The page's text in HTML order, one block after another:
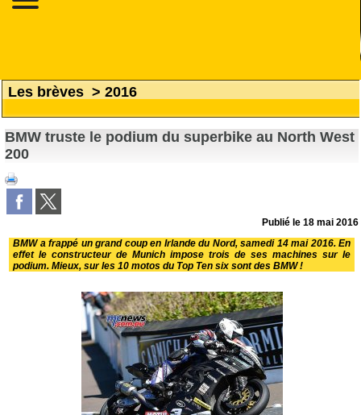
Les brèves > 2016
BMW truste le podium du superbike au North West
200
Publié le18 mai 2016
BMW a frappé un grand coup en Irlande du Nord, samedi 14 mai 2016. En
effet le constructeur de Munich impose trois de ses machines sur le
podium. Mieux, sur les 10 motos du Top Ten six sont des BMW !